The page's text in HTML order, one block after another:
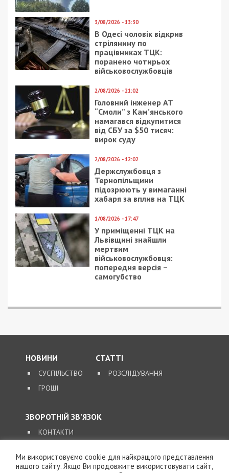
3/08/2026 - 13:30
В Одесі чоловік відкрив
стрілянину по
працівниках ТЦК:
поранено чотирьох
військовослужбовців
2/08/2026 - 21:02
Головний інженер АТ
“Смоли” з Кам’янського
намагався відкупитися
від СБУ за $50 тисяч:
вирок суду
2/08/2026 - 12:02
Держслужбовця з
Тернопільщини
підозрюють у вимаганні
хабаря за вплив на ТЦК
1/08/2026 - 17:47
У приміщенні ТЦК на
Львівщині знайшли
мертвим
військовослужбовця:
попередня версія –
самогубство
НОВИНИ
СУСПІЛЬСТВО
ГРОШІ
СТАТТІ
РОЗСЛІДУВАННЯ
ЗВОРОТНІЙ ЗВ’ЯЗОК
КОНТАКТИ
SUPPORT@49000.COM.UA
Ми використовуємо cookie для найкращого представлення
нашого сайту. Якщо Ви продовжите використовувати сайт,